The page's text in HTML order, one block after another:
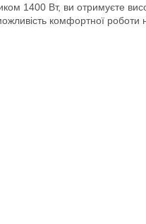
1400 Вт, ви отримуєте
комфортної роботи